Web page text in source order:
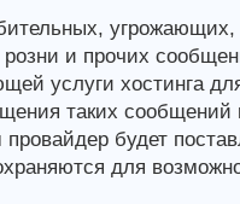
угрожающих,
и прочих
услуги хостинга
таких
будет
для